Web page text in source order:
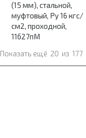
(15 мм), стальной,
муфтовый, Py 16 кгс/
см2, проходной,
11б27пМ
Показать ещё 20 из 177